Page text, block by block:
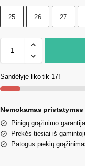
25 26 27
Sandėlyje liko tik 17!
Nemokamas pristatymas
Pinigų grąžinimo garantija.
Prekės tiesiai iš
Patogus prekių